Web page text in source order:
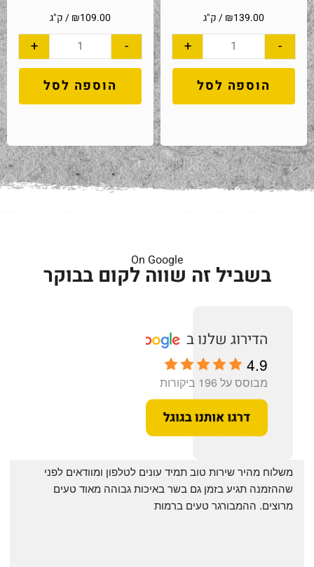
₪139.00 / ק"ג
-
+
הוספה לסל
₪109.00 / ק"ג
-
+
הוספה לסל
On Google
בשביל זה שווה לקום בבוקר
4.9
מבוסס על 196 ביקורות
מרוצים. ההמבורגר טעים ברמות